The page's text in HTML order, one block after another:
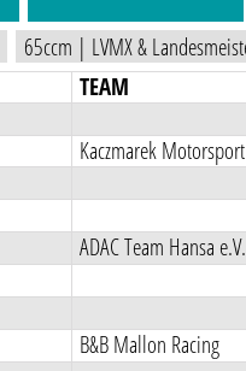
TEAM
Kaczmarek Motorsport
ADAC Team Hansa e.V.
B&B Mallon Racing